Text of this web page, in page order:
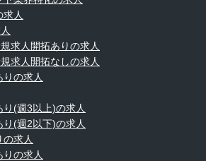
人
求人開拓ありの求人
求人開拓なしの求人
の求人
り(週3以上)の求人
り(週2以下)の求人
求人
の求人